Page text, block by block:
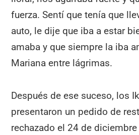
fuerza. Sentí que tenía que
auto, le dije que iba a estar
amaba y que siempre la iba
Mariana entre lágrimas.
Después de ese suceso, los
presentaron un pedido de
rechazado el 24 de